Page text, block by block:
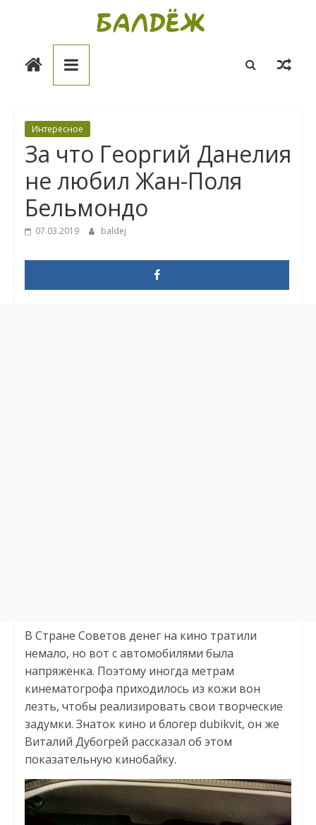
Балдёж
Интересное
За что Георгий Данелия
не любил Жан-Поля
Бельмондо
07.03.2019 baldej
В Стране Советов денег на кино тратили
немало, но вот с автомобилями была
напряженка. Поэтому иногда метрам
кинематогрофа приходилось из кожи вон
лезть, чтобы реализировать свои творческие
задумки. Знаток кино и блогер dubikvit, он же
Виталий Дубогрей рассказал об этом
показательную кинобайку.